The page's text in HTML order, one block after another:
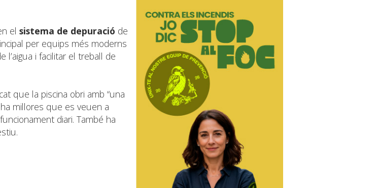
el sistema de depuració de
per equips més moderns
i facilitar el treball de
que la piscina obri amb “una
millores que es veuen a
diari. També ha